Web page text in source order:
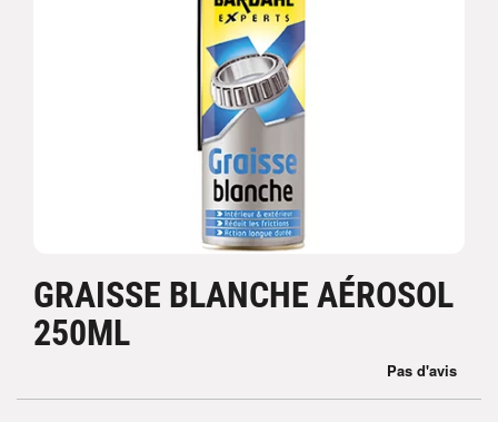
GRAISSE BLANCHE AÉROSOL
250ML